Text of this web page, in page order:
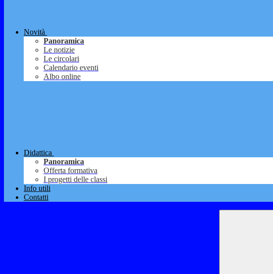
Novità
Panoramica
Le notizie
Le circolari
Calendario eventi
Albo online
Didattica
Panoramica
Offerta formativa
I progetti delle classi
Info utili
Contatti